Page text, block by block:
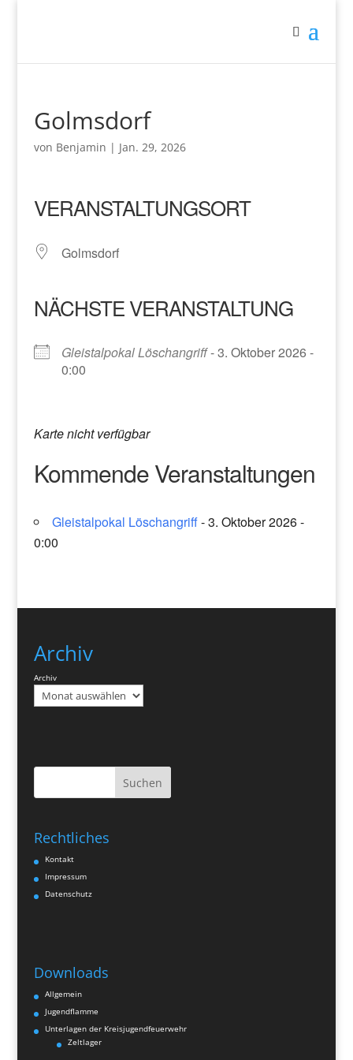
Golmsdorf
von Benjamin | Jan. 29, 2026
VERANSTALTUNGSORT
Golmsdorf
NÄCHSTE VERANSTALTUNG
Gleistalpokal Löschangriff- 3. Oktober 2026 -
0:00
Karte nicht verfügbar
Kommende Veranstaltungen
Gleistalpokal Löschangriff- 3. Oktober 2026 -
0:00
Archiv
Archiv
Suchen
Rechtliches
Kontakt
Impressum
Datenschutz
Downloads
Allgemein
Jugendflamme
Unterlagen der Kreisjugendfeuerwehr
Zeltlager